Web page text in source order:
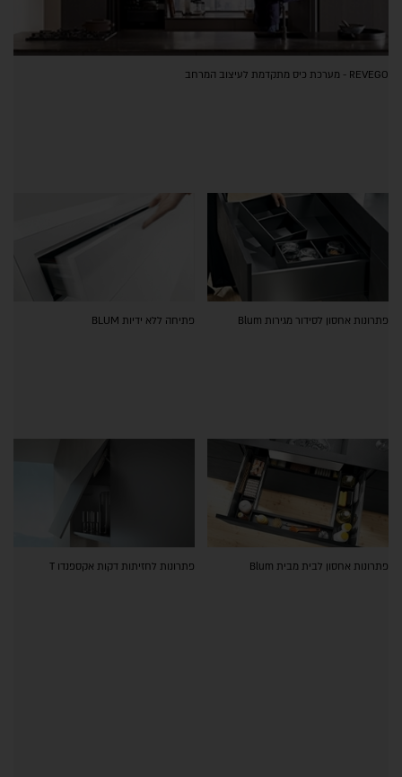
REVEGO - מערכת כיס מתקדמת לעיצוב המרחב
פתרונות אחסון לסידור מגירות Blum פתיחה ללא ידיות BLUM
פתרונות אחסון לבית מבית Blum פתרונות לחזיתות דקות אקספנדו T